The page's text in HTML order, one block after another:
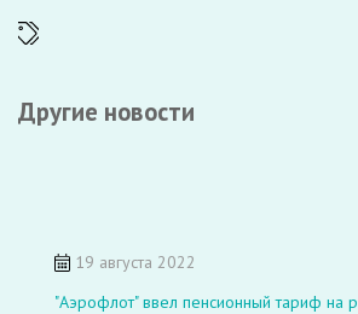
Другие новости
19 августа 2022
"Аэрофлот" ввел пенсионный тариф на